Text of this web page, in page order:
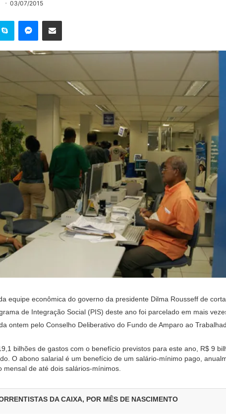
e-
03/07/2015
Skype Messenger
Compartilhar via e-mail
equipe econômica do governo da presidente Dilma Rousseff de
de Integração Social (PIS) deste ano foi parcelado em mais
ontem pelo Conselho Deliberativo do Fundo de Amparo ao
bilhões de gastos com o benefício previstos para este ano, R$ 9
O abono salarial é um benefício de um salário-mínimo pago,
mensal de até dois salários-mínimos.
DA CAIXA, POR MÊS DE NASCIMENTO